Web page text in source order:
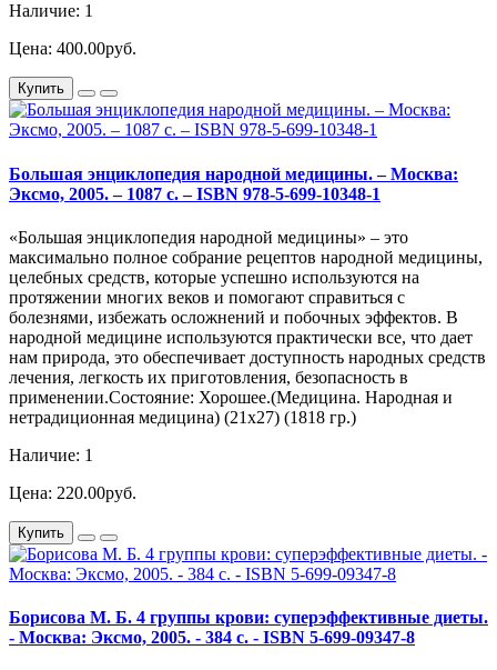
Наличие: 1
Цена: 400.00руб.
Купить
Большая энциклопедия народной медицины. – Москва:
Эксмо, 2005. – 1087 с. – ISBN 978-5-699-10348-1
«Большая энциклопедия народной медицины» – это
максимально полное собрание рецептов народной медицины,
целебных средств, которые успешно используются на
протяжении многих веков и помогают справиться с
болезнями, избежать осложнений и побочных эффектов. В
народной медицине используются практически все, что дает
нам природа, это обеспечивает доступность народных средств
лечения, легкость их приготовления, безопасность в
применении.Состояние: Хорошее.(Медицина. Народная и
нетрадиционная медицина) (21х27) (1818 гр.)
Наличие: 1
Цена: 220.00руб.
Купить
Борисова М. Б. 4 группы крови: суперэффективные диеты.
- Москва: Эксмо, 2005. - 384 с. - ISBN 5-699-09347-8